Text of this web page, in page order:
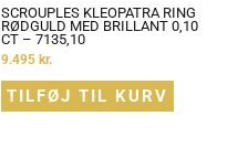
SCROUPLES KLEOPATRA RING
RØDGULD MED BRILLANT 0,10
CT – 7135,10
9.495 kr.
TILFØJ TIL KURV